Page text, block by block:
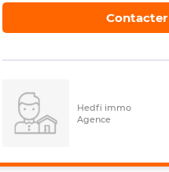
Contacter
Hedfi immo
Agence